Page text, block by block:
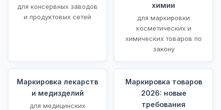
для консервных заводов
и продуктовых сетей
химии
для маркировки
косметических и
химических товаров по
закону
Маркировка лекарств
и медизделий
для медицинских
Маркировка товаров
2026: новые
требования